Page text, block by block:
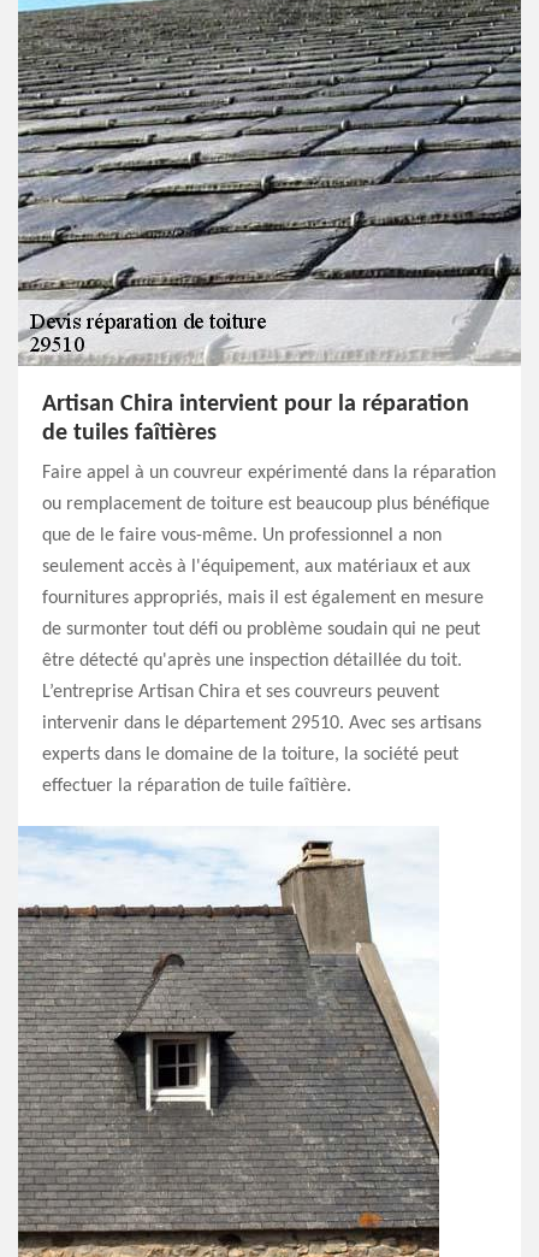
Artisan Chira intervient pour la réparation
de tuiles faîtières
Faire appel à un couvreur expérimenté dans la réparation
ou remplacement de toiture est beaucoup plus bénéfique
que de le faire vous-même. Un professionnel a non
seulement accès à l'équipement, aux matériaux et aux
fournitures appropriés, mais il est également en mesure
de surmonter tout défi ou problème soudain qui ne peut
être détecté qu'après une inspection détaillée du toit.
L’entreprise Artisan Chira et ses couvreurs peuvent
intervenir dans le département 29510. Avec ses artisans
experts dans le domaine de la toiture, la société peut
effectuer la réparation de tuile faîtière.